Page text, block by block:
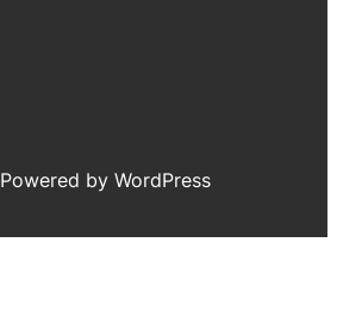
Powered by WordPress